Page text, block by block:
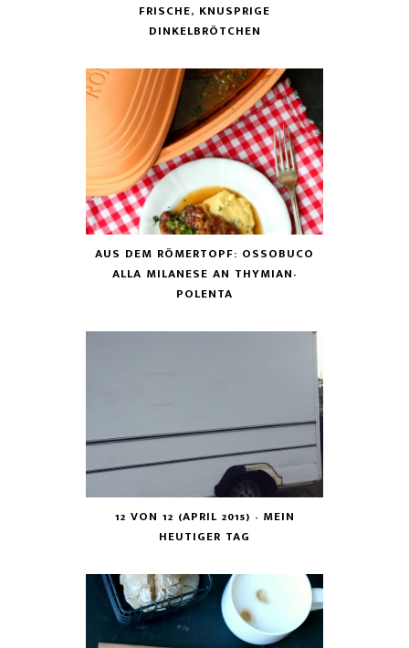
FRISCHE, KNUSPRIGE
DINKELBRÖTCHEN
AUS DEM RÖMERTOPF: OSSOBUCO
ALLA MILANESE AN THYMIAN-
POLENTA
12 VON 12 (APRIL 2015) - MEIN
HEUTIGER TAG